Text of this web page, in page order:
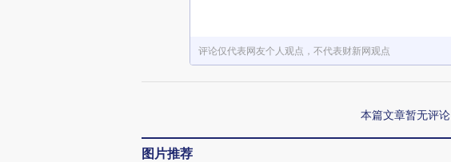
评论仅代表网友个人观点，不代表财新网观点
本篇文章暂无评论
图片推荐